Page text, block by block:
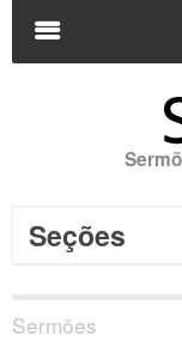
m
Seções
Sermões